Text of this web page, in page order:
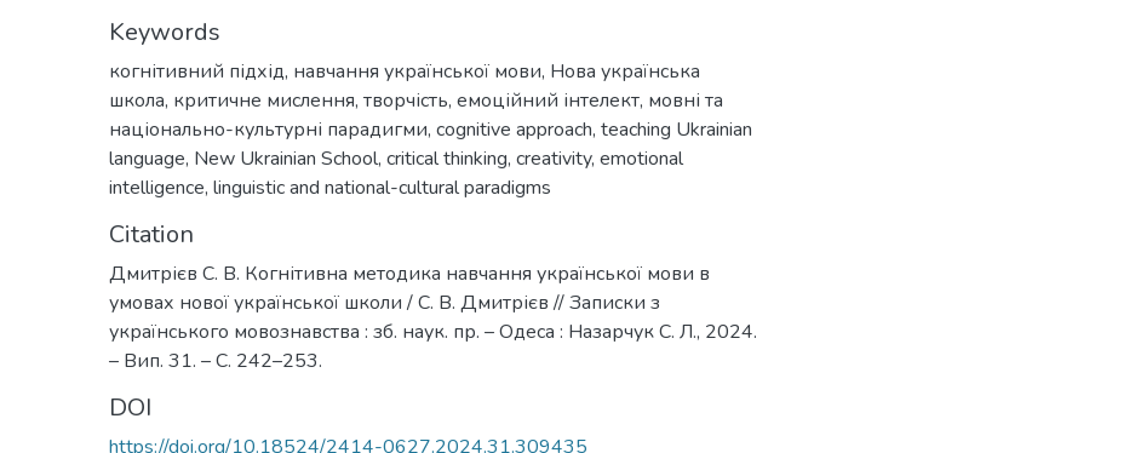
Keywords
когнітивний підхід, навчання української мови, Нова українська
школа, критичне мислення, творчість, емоційний інтелект, мовні та
національно-культурні парадигми, cognitive approach, teaching Ukrainian
language, New Ukrainian School, critical thinking, creativity, emotional
intelligence, linguistic and national-cultural paradigms
Citation
Дмитрієв С. В. Когнітивна методика навчання української мови в
умовах нової української школи / С. В. Дмитрієв // Записки з
українського мовознавства : зб. наук. пр. – Одеса : Назарчук С. Л., 2024.
– Вип. 31. – С. 242–253.
DOI
https://doi.org/10.18524/2414-0627.2024.31.309435